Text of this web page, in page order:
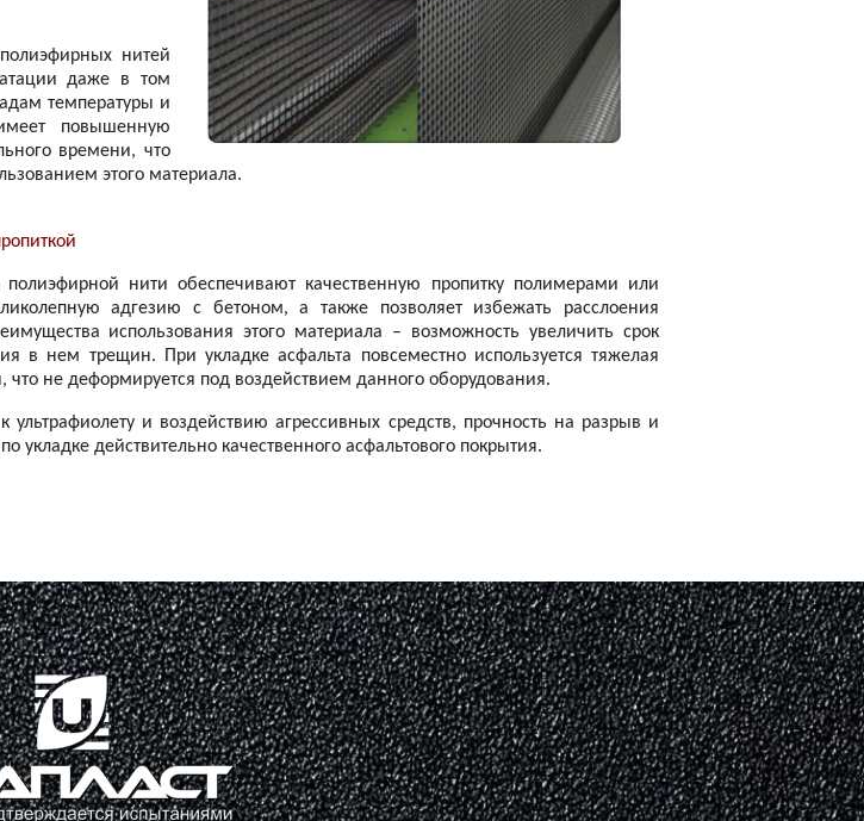
нитей
даже в том
температуры и
повышенную
времени, что
этого материала.
полиэфирной нити обеспечивают качественную пропитку полимерами или
адгезию с бетоном, а также позволяет избежать расслоения
использования этого материала – возможность увеличить срок
в нем трещин. При укладке асфальта повсеместно используется тяжелая
что не деформируется под воздействием данного оборудования.
ультрафиолету и воздействию агрессивных средств, прочность на разрыв и
укладке действительно качественного асфальтового покрытия.